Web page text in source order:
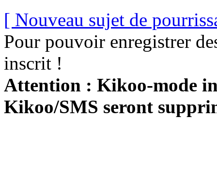
[ Nouveau sujet de
Pour pouvoir enregistrer
inscrit !
Attention : Kikoo-mode
Kikoo/SMS seront